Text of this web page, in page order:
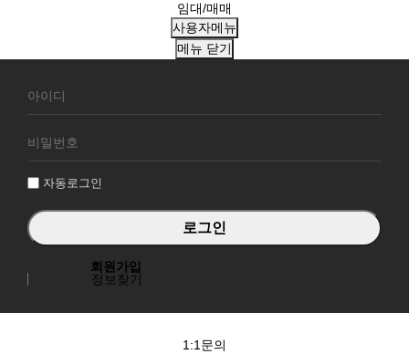
임대/매매
사용자메뉴
메뉴 닫기
원
그
자동로그인
회원가입
정보찾기
1:1문의